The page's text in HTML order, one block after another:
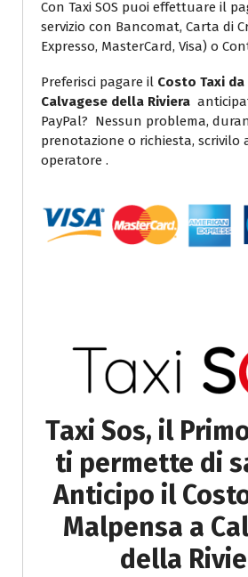
Con Taxi SOS puoi effettuare il
servizio con Bancomat, Carta di
Expresso, MasterCard, Visa) o
Preferisci pagare il Costo Taxi
Calvagese della Riviera
PayPal? Nessun problema,
prenotazione o richiesta, scrivilo
operatore .
Taxi Sos, il
ti permette di
Anticipo il
Malpensa a
della